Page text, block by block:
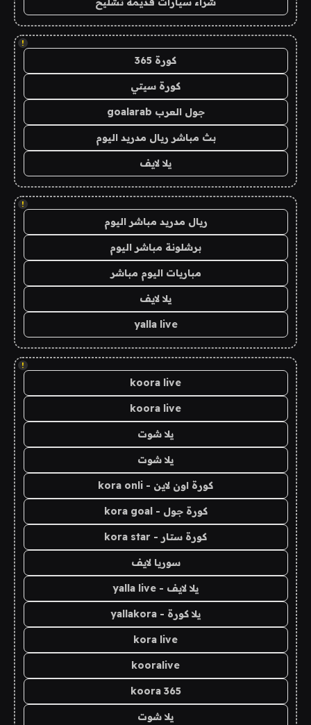
!
كورة 365
كورة سيتي
جول العرب goalarab
بث مباشر ريال مدريد اليوم
يلا لايف
!
ريال مدريد مباشر اليوم
برشلونة مباشر اليوم
مباريات اليوم مباشر
يلا لايف
yalla live
!
koora live
koora live
يلا شوت
يلا شوت
كورة اون لاين - kora onli
كورة جول - kora goal
كورة ستار - kora star
سوريا لايف
يلا لايف - yalla live
يلا كورة - yallakora
kora live
kooralive
koora 365
يلا شوت